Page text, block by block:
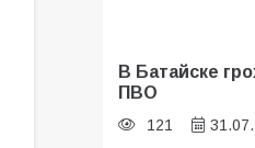
В Батайске
ПВО
121